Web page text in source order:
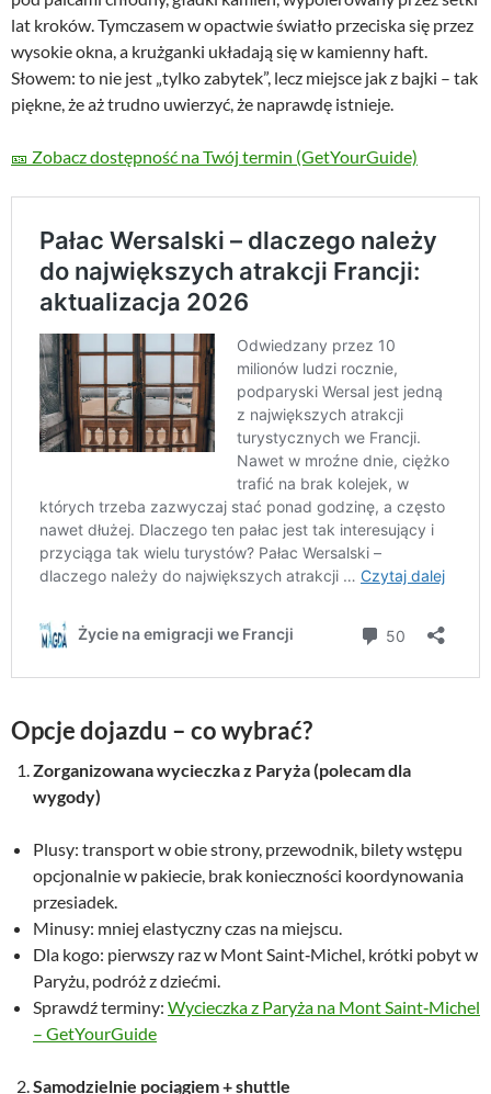
lat kroków. Tymczasem w opactwie światło przeciska się przez
wysokie okna, a krużganki układają się w kamienny haft.
Słowem: to nie jest „tylko zabytek”, lecz miejsce jak z bajki – tak
piękne, że aż trudno uwierzyć, że naprawdę istnieje.
🎫 Zobacz dostępność na Twój termin (GetYourGuide)
Opcje dojazdu – co wybrać?
Zorganizowana wycieczka z Paryża (polecam dla
wygody)
Plusy: transport w obie strony, przewodnik, bilety wstępu
opcjonalnie w pakiecie, brak konieczności koordynowania
przesiadek.
Minusy: mniej elastyczny czas na miejscu.
Dla kogo: pierwszy raz w Mont Saint‑Michel, krótki pobyt w
Paryżu, podróż z dziećmi.
Sprawdź terminy: Wycieczka z Paryża na Mont Saint‑Michel
– GetYourGuide
Samodzielnie pociągiem + shuttle